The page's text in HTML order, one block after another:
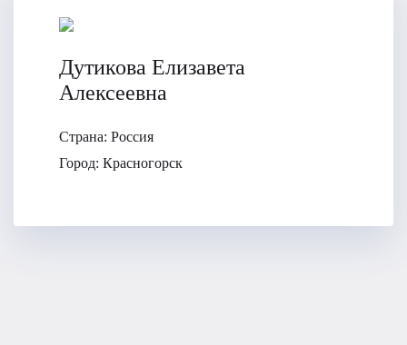
Дутикова Елизавета
Алексеевна
Страна: Россия
Город: Красногорск